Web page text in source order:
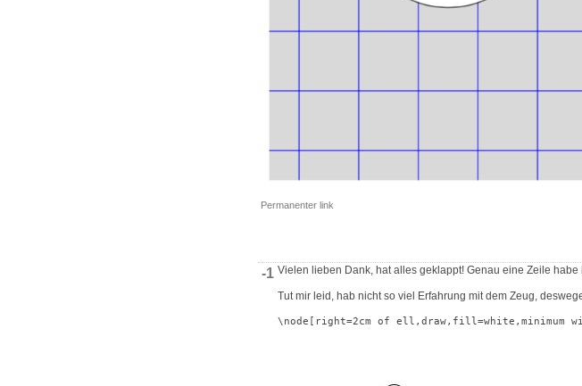
Permanenter link
-1 Vielen lieben Dank, hat alles geklappt! Genau eine Zeile
Tut mir leid, hab nicht so viel Erfahrung mit dem Zeug,
\node[right=2cm of ell,draw,fill=white,minimum